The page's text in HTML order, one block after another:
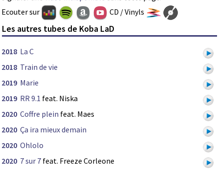
Ecouter sur
CD / Vinyls
Les autres tubes de Koba LaD
2018 La C
2018 Train de vie
2019 Marie
2019 RR 9.1 feat. Niska
2020 Coffre plein feat. Maes
2020 Ça ira mieux demain
2020 Ohlolo
2020 7 sur 7 feat. Freeze Corleone